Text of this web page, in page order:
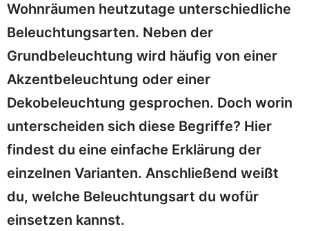
Wohnräumen heutzutage unterschiedliche
Beleuchtungsarten. Neben der
Grundbeleuchtung wird häufig von einer
Akzentbeleuchtung oder einer
Dekobeleuchtung gesprochen. Doch worin
unterscheiden sich diese Begriffe? Hier
findest du eine einfache Erklärung der
einzelnen Varianten. Anschließend weißt
du, welche Beleuchtungsart du wofür
einsetzen kannst.